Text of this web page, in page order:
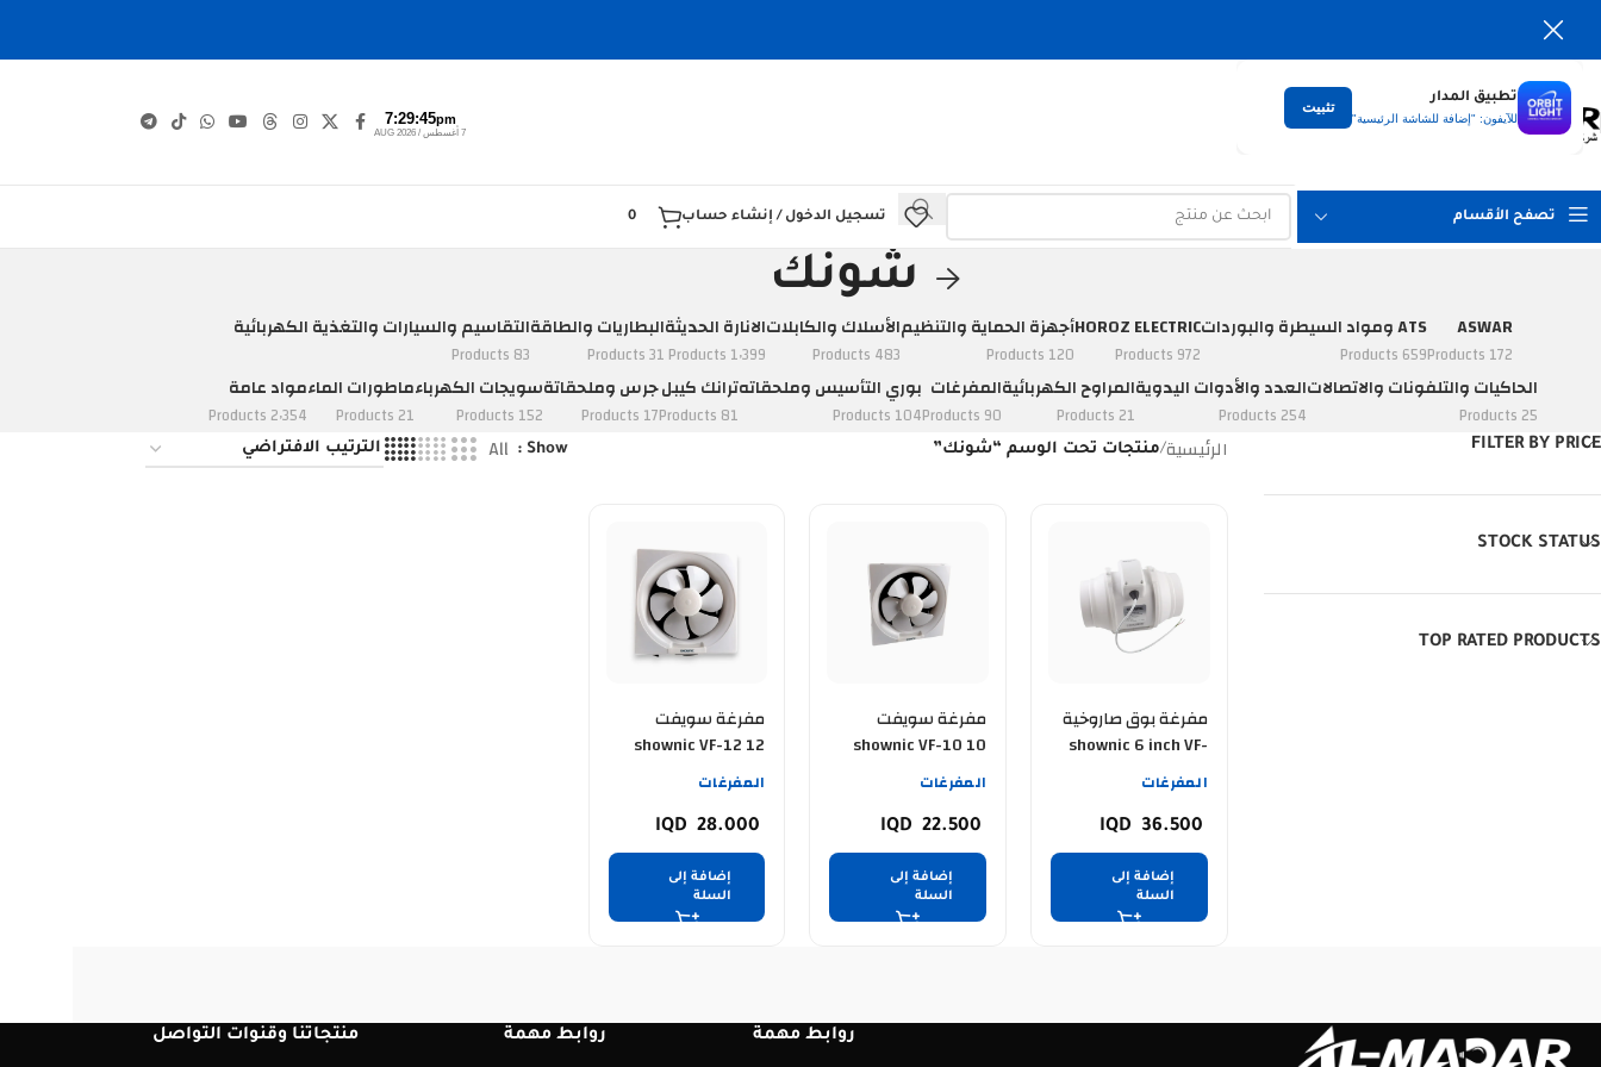
تطبيق المدار
للآيفون: "إضافة للشاشة الرئيسية"
تثبيت التوصيل
لكل العراق
7:29:45pm
7 أغسطس / AUG 2026
تصفح الأقسام تسجيل الدخول / إنشاء حساب 0
شونك
ASWAR
172 Products
ATS ومواد السيطرة والبوردات
659 Products
HOROZ ELECTRIC
972 Products
أجهزة الحماية والتنظيم
120 Products
الأسلاك والكابلات
483 Products
الانارة الحديثة
1٬399 Products
البطاريات والطاقة
31 Products
التقاسيم والسيارات والتغذية الكهربائية
83 Products
الحاكيات والتلفونات والاتصالات
25 Products
العدد والأدوات اليدوية
254 Products
المراوح الكهربائية
21 Products
المفرغات
90 Products
بوري التأسيس وملحقاته
104 Products
ترانك كيبل
81 Products
جرس وملحقاتة
17 Products
سويجات الكهرباء
152 Products
ماطورات الماء
21 Products
مواد عامة
2٬354 Products
FILTER BY PRICE
STOCK STATUS
TOP RATED PRODUCTS
الرئيسية/منتجات تحت الوسم “شونك” Show
All
مفرغة بوق صاروخية
shownic 6 inch VF-
06 / 099
المفرغات
36.500
إضافة إلى
السلة
مفرغة سويفت
shownic VF-10 10
inch
المفرغات
22.500
إضافة إلى
السلة
مفرغة سويفت
shownic VF-12 12
inch
المفرغات
28.000
إضافة إلى
السلة
روابط مهمة روابط مهمة منتجاتنا وقنوات التواصل